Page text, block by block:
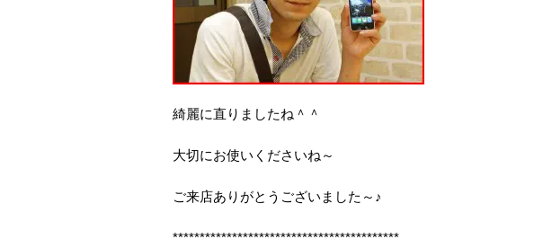
綺麗に直りましたね＾＾
大切にお使いくださいね～
ご来店ありがとうございました～♪
******************************************